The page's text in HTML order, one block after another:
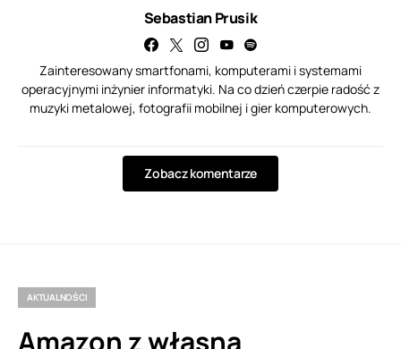
Sebastian Prusik
Zainteresowany smartfonami, komputerami i systemami
operacyjnymi inżynier informatyki. Na co dzień czerpie radość z
muzyki metalowej, fotografii mobilnej i gier komputerowych.
Zobacz komentarze
AKTUALNOŚCI
Amazon z własną